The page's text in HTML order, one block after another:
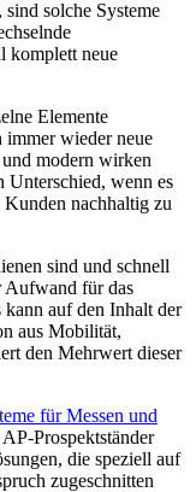
solche Systeme
komplett neue
Elemente
immer wieder neue
modern wirken
Unterschied, wenn es
nachhaltig zu
sind und schnell
Aufwand für das
auf den Inhalt der
aus Mobilität,
den Mehrwert dieser
für Messen und
Prospektständer
die speziell auf
zugeschnitten